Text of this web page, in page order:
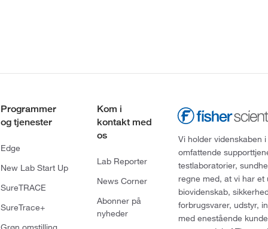
Programmer
og tjenester
Edge
New Lab Start Up
SureTRACE
SureTrace+
Kom i
kontakt med
os
Lab Reporter
News Corner
Abonner på
nyheder
Vi holder videnskaben
omfattende
testlaboratorier,
regne med, at vi har et
biovidenskab,
forbrugsvarer, udstyr,
med enestående